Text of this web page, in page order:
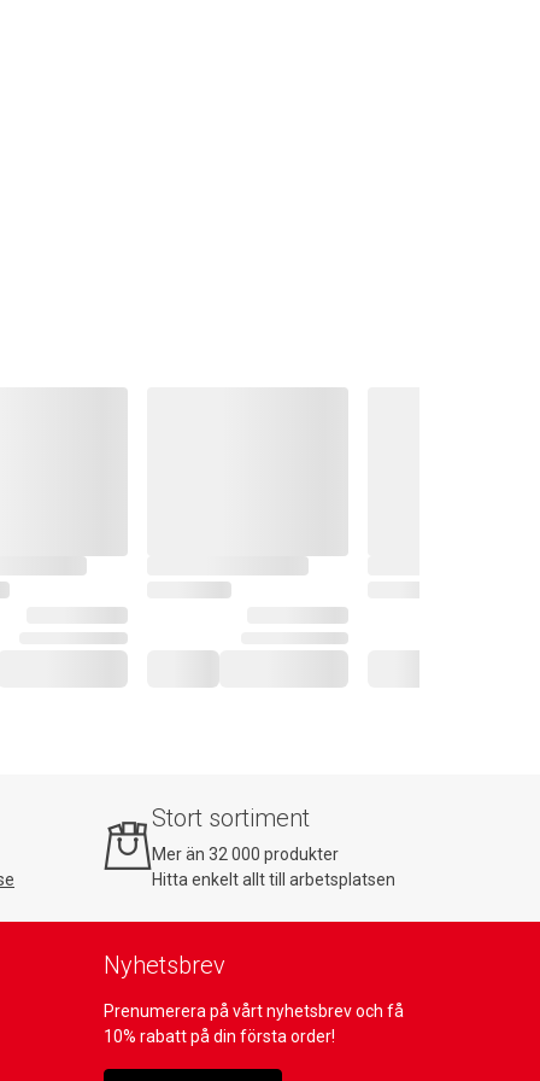
Stort sortiment
Mer än 32 000 produkter
Hitta enkelt allt till arbetsplatsen
Nyhetsbrev
Prenumerera på vårt nyhetsbrev och få
10% rabatt på din första order!